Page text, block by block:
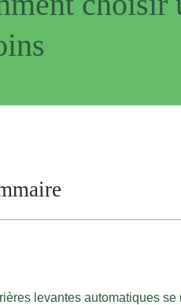
levantes automatiques